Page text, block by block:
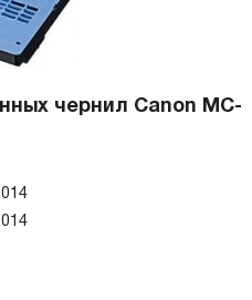
чернил Canon MC-